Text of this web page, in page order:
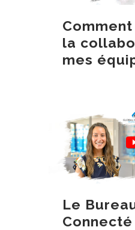
la
mes
Le
Connecté